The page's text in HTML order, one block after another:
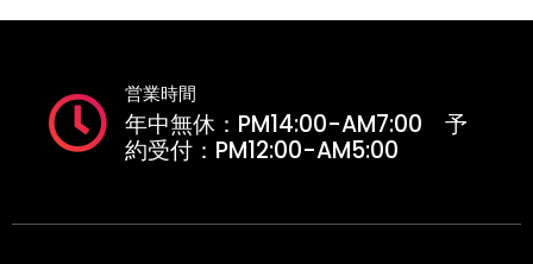
営業時間
年中無休：PM14:00-AM7:00 予
約受付：PM12:00-AM5:00